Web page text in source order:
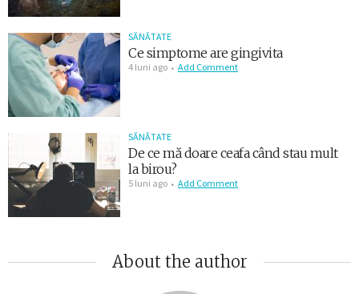
SĂNĂTATE
Ce simptome are gingivita
4 luni ago Add Comment
SĂNĂTATE
De ce mă doare ceafa când stau mult
la birou?
5 luni ago Add Comment
About the author